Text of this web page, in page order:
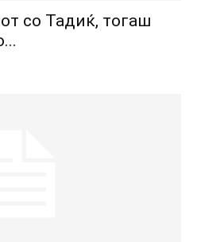
со Тадиќ, тогаш